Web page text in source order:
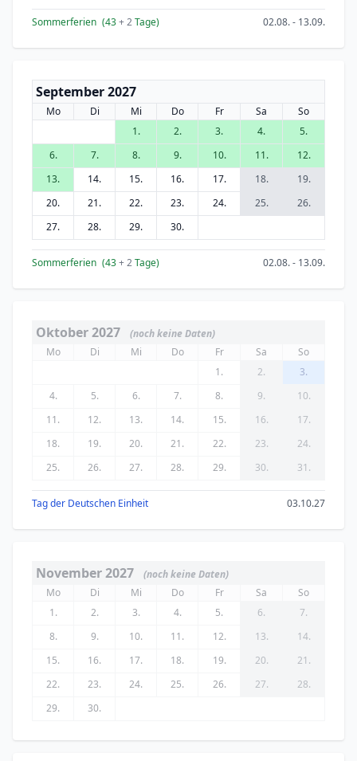
Sommerferien (43+ 2Tage) 02.08. - 13.09.
September 2027
Mo Di Mi Do Fr Sa
So
1.
2. 3. 4.
5.
6.
7. 8. 9. 10. 11.
12.
13.
14. 15. 16. 17. 18.
19.
20.
21. 22. 23. 24. 25.
26.
27.
28. 29. 30.
Sommerferien (43+ 2Tage) 02.08. - 13.09.
Oktober 2027
(noch keine Daten)
Mo
Di Mi Do Fr Sa
So
1.
2.
3.
4.
5. 6. 7. 8. 9.
10.
11.
12. 13. 14. 15. 16.
17.
18.
19. 20. 21. 22. 23.
24.
25.
26. 27. 28. 29. 30. 31.
Tag der Deutschen Einheit 03.10.27
November 2027
(noch keine Daten)
Mo
Di Mi Do Fr Sa
So
1.
2. 3. 4. 5. 6.
7.
8.
9. 10. 11. 12. 13.
14.
15.
16. 17. 18. 19. 20.
21.
22.
23. 24. 25. 26. 27.
28.
29.
30.